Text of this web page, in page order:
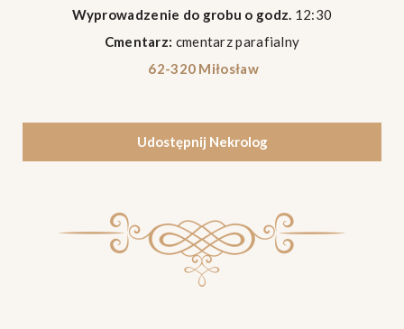
Wyprowadzenie do grobu o godz. 12:30
Cmentarz: cmentarz parafialny
62-320 Miłosław
Udostępnij Nekrolog